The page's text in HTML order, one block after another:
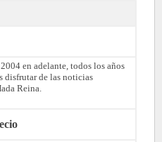
en adelante, todos los años
disfrutar de las noticias
Reina.